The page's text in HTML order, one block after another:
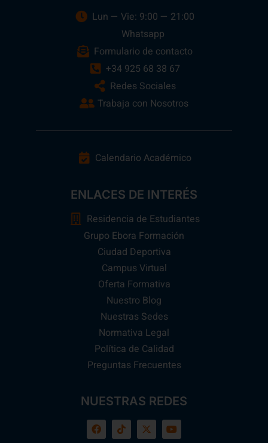
Lun — Vie: 9:00 — 21:00
Whatsapp
Formulario de contacto
+34 925 68 38 67
Redes Sociales
Trabaja con Nosotros
Calendario Académico
ENLACES DE INTERÉS
Residencia de Estudiantes
Grupo Ebora Formación
Ciudad Deportiva
Campus Virtual
Oferta Formativa
Nuestro Blog
Nuestras Sedes
Normativa Legal
Política de Calidad
Preguntas Frecuentes
NUESTRAS REDES